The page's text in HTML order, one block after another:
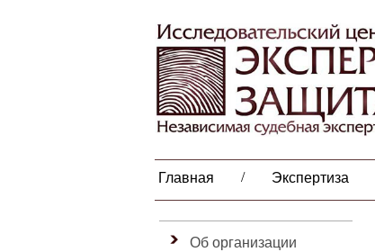
Главная / Экспертиза
Об организации